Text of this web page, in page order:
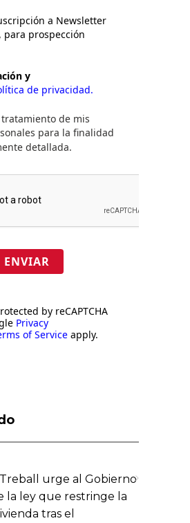
a Newsletter
para prospección
y
de privacidad.
de mis
para la finalidad
detallada.
ENVIAR
by reCAPTCHA
Privacy
of Service apply.
urge al Gobierno
la ley que restringe la
tras el